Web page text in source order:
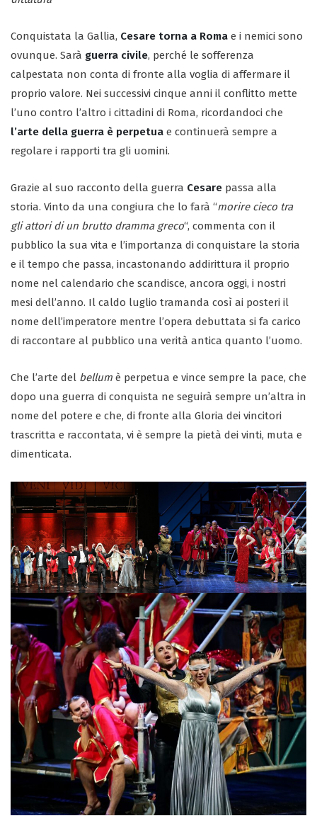
Conquistata la Gallia, Cesare torna a Roma e i nemici sono
ovunque. Sarà guerra civile, perché le sofferenza
calpestata non conta di fronte alla voglia di affermare il
proprio valore. Nei successivi cinque anni il conflitto mette
l’uno contro l’altro i cittadini di Roma, ricordandoci che
l’arte della guerra è perpetua e continuerà sempre a
regolare i rapporti tra gli uomini.
Grazie al suo racconto della guerra Cesare passa alla
storia. Vinto da una congiura che lo farà “morire cieco tra
gli attori di un brutto dramma greco“, commenta con il
pubblico la sua vita e l’importanza di conquistare la storia
e il tempo che passa, incastonando addirittura il proprio
nome nel calendario che scandisce, ancora oggi, i nostri
mesi dell’anno. Il caldo luglio tramanda così ai posteri il
nome dell’imperatore mentre l’opera debuttata si fa carico
di raccontare al pubblico una verità antica quanto l’uomo.
Che l’arte del bellum è perpetua e vince sempre la pace, che
dopo una guerra di conquista ne seguirà sempre un’altra in
nome del potere e che, di fronte alla Gloria dei vincitori
trascritta e raccontata, vi è sempre la pietà dei vinti, muta e
dimenticata.